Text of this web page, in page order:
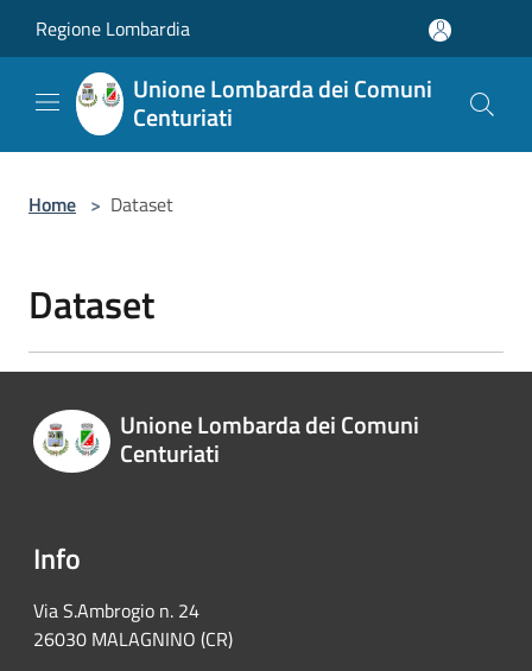
Regione Lombardia
Unione Lombarda dei Comuni
Centuriati
Home > Dataset
Dataset
Unione Lombarda dei Comuni
Centuriati
Info
Via S.Ambrogio n. 24
26030 MALAGNINO (CR)